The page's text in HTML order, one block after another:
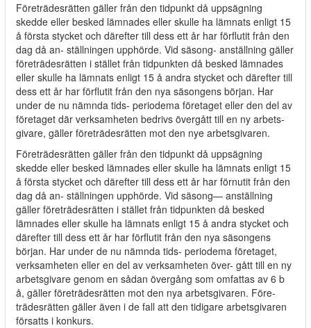
Företrädesrätten gäller från den tidpunkt då uppsägning
skedde eller besked lämnades eller skulle ha lämnats enligt 15
å första stycket och därefter till dess ett år har förflutit från den
dag då an- ställningen upphörde. Vid säsong- anställning gäller
företrädesrätten i stället från tidpunkten då besked lämnades
eller skulle ha lämnats enligt 15 å andra stycket och därefter till
dess ett år har förflutit från den nya säsongens början. Har
under de nu nämnda tids- periodema företaget eller den del av
företaget där verksamheten bedrivs övergått till en ny arbets-
givare, gäller företrädesrätten mot den nye arbetsgivaren.
Företrädesrätten gäller från den tidpunkt då uppsägning
skedde eller besked lämnades eller skulle ha lämnats enligt 15
å första stycket och därefter till dess ett år har förnutit från den
dag då an- ställningen upphörde. Vid säsong— anställning
gäller företrädesrätten i stället från tidpunkten då besked
lämnades eller skulle ha lämnats enligt 15 å andra stycket och
därefter till dess ett år har förflutit från den nya säsongens
början. Har under de nu nämnda tids- periodema företaget,
verksamheten eller en del av verksamheten över- gått till en ny
arbetsgivare genom en sådan övergång som omfattas av 6 b
å, gäller företrädesrätten mot den nya arbetsgivaren. Före-
trädesrätten gäller även i de fall att den tidigare arbetsgivaren
försatts i konkurs.